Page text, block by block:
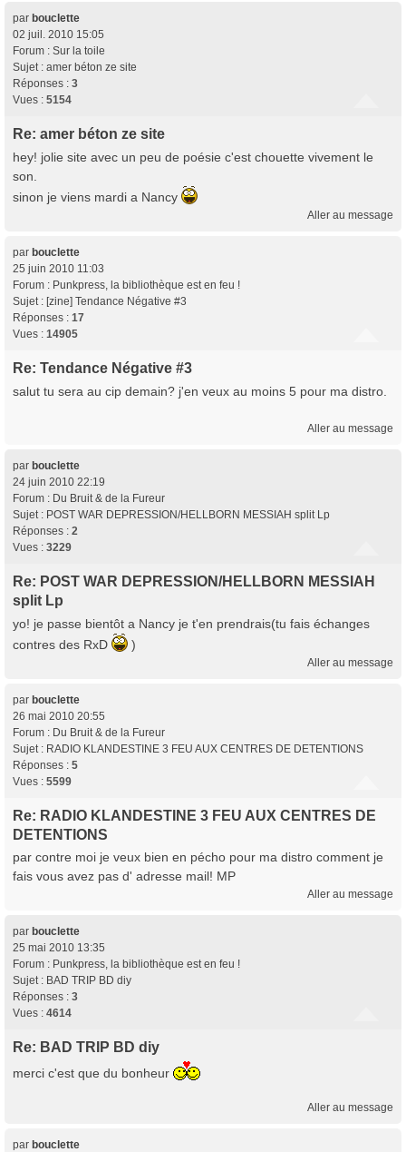
par bouclette
02 juil. 2010 15:05
Forum : Sur la toile
Sujet : amer béton ze site
Réponses : 3
Vues : 5154
Re: amer béton ze site
hey! jolie site avec un peu de poésie c'est chouette vivement le
son.
sinon je viens mardi a Nancy
Aller au message
par bouclette
25 juin 2010 11:03
Forum : Punkpress, la bibliothèque est en feu !
Sujet : [zine] Tendance Négative #3
Réponses : 17
Vues : 14905
Re: Tendance Négative #3
salut tu sera au cip demain? j'en veux au moins 5 pour ma distro.
Aller au message
par bouclette
24 juin 2010 22:19
Forum : Du Bruit & de la Fureur
Sujet : POST WAR DEPRESSION/HELLBORN MESSIAH split Lp
Réponses : 2
Vues : 3229
Re: POST WAR DEPRESSION/HELLBORN MESSIAH
split Lp
yo! je passe bientôt a Nancy je t'en prendrais(tu fais échanges
contres des RxD
)
Aller au message
par bouclette
26 mai 2010 20:55
Forum : Du Bruit & de la Fureur
Sujet : RADIO KLANDESTINE 3 FEU AUX CENTRES DE DETENTIONS
Réponses : 5
Vues : 5599
Re: RADIO KLANDESTINE 3 FEU AUX CENTRES DE
DETENTIONS
par contre moi je veux bien en pécho pour ma distro comment je
fais vous avez pas d' adresse mail! MP
Aller au message
par bouclette
25 mai 2010 13:35
Forum : Punkpress, la bibliothèque est en feu !
Sujet : BAD TRIP BD diy
Réponses : 3
Vues : 4614
Re: BAD TRIP BD diy
merci c'est que du bonheur
Aller au message
par bouclette